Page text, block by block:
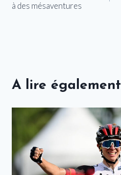
à des mésaventures
A lire également